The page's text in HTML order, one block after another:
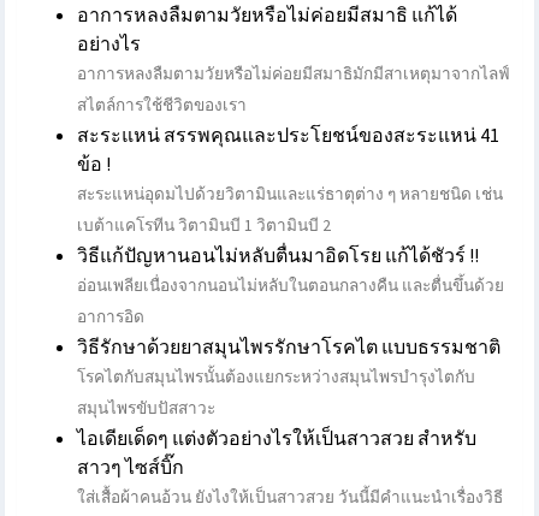
อาการหลงลืมตามวัยหรือไม่ค่อยมีสมาธิ แก้ได้
อย่างไร
อาการหลงลืมตามวัยหรือไม่ค่อยมีสมาธิมักมีสาเหตุมาจากไลฟ์
สไตล์การใช้ชีวิตของเรา
สะระแหน่ สรรพคุณและประโยชน์ของสะระแหน่ 41
ข้อ !
สะระแหน่อุดมไปด้วยวิตามินและแร่ธาตุต่าง ๆ หลายชนิด เช่น
เบต้าแคโรทีน วิตามินบี 1 วิตามินบี 2
วิธีแก้ปัญหานอนไม่หลับตื่นมาอิดโรย แก้ได้ชัวร์ !!
อ่อนเพลียเนื่องจากนอนไม่หลับในตอนกลางคืน และตื่นขึ้นด้วย
อาการอิด
วิธีรักษาด้วยยาสมุนไพรรักษาโรคไต แบบธรรมชาติ
โรคไตกับสมุนไพรนั้นต้องแยกระหว่างสมุนไพรบำรุงไตกับ
สมุนไพรขับปัสสาวะ
ไอเดียเด็ดๆ แต่งตัวอย่างไรให้เป็นสาวสวย สำหรับ
สาวๆ ไซส์บิ๊ก
ใส่เสื้อผ้าคนอ้วน ยังไงให้เป็นสาวสวย วันนี้มีคำแนะนำเรื่องวิธี